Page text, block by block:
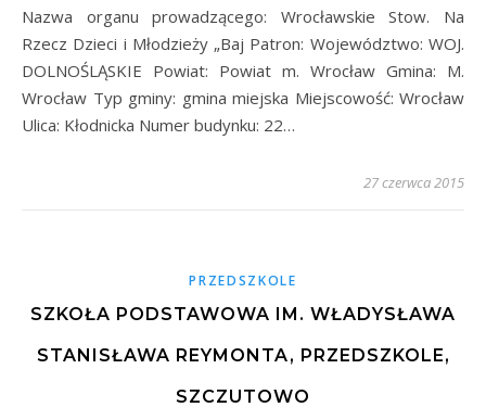
Nazwa organu prowadzącego: Wrocławskie Stow. Na
Rzecz Dzieci i Młodzieży „Baj Patron: Województwo: WOJ.
DOLNOŚLĄSKIE Powiat: Powiat m. Wrocław Gmina: M.
Wrocław Typ gminy: gmina miejska Miejscowość: Wrocław
Ulica: Kłodnicka Numer budynku: 22…
27 czerwca 2015
PRZEDSZKOLE
SZKOŁA PODSTAWOWA IM. WŁADYSŁAWA
STANISŁAWA REYMONTA, PRZEDSZKOLE,
SZCZUTOWO